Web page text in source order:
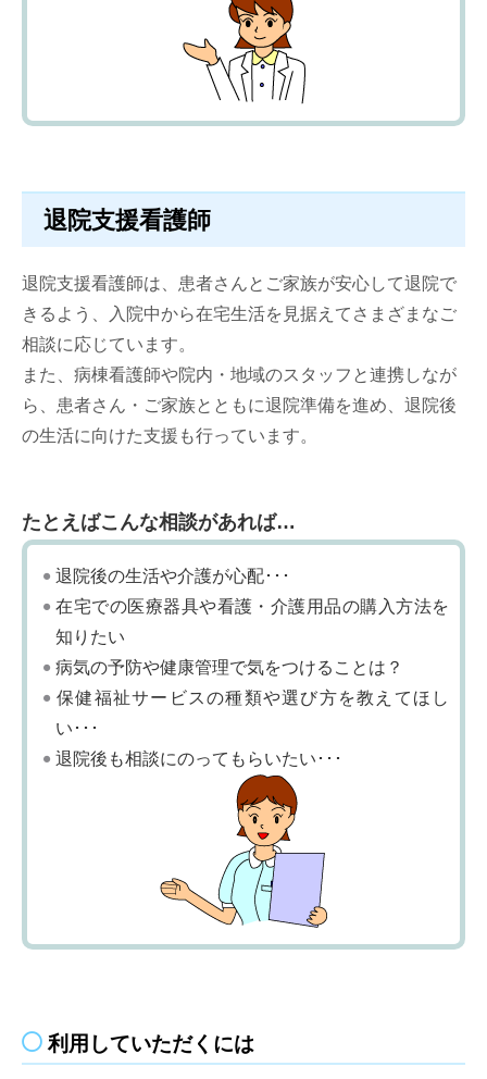
退院支援看護師
退院支援看護師は、患者さんとご家族が安心して退院で
きるよう、入院中から在宅生活を見据えてさまざまなご
相談に応じています。
また、病棟看護師や院内・地域のスタッフと連携しなが
ら、患者さん・ご家族とともに退院準備を進め、退院後
の生活に向けた支援も行っています。
たとえばこんな相談があれば…
退院後の生活や介護が心配･･･
在宅での医療器具や看護・介護用品の購入方法を
知りたい
病気の予防や健康管理で気をつけることは？
保健福祉サービスの種類や選び方を教えてほし
い･･･
退院後も相談にのってもらいたい･･･
利用していただくには